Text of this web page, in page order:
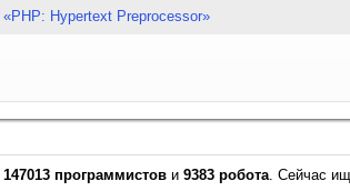
«PHP: Hypertext Preprocessor»
147013 программистов и 9383 робота. Сейчас